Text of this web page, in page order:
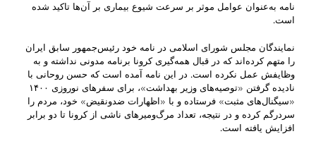
نامه به‌عنوان عوامل موثر بر سرعت شیوع بیماری بر آن‌ها تاکید شده
است.
نمایندگان مجلس شورای اسلامی در نامه خود رئیس‌جمهور سابق ایران
را متهم کرده‌اند که در قبال همه‌گیری کرونا برنامه مدونی نداشته و به
وظایفش عمل نکرده است. در این نامه آمده است که حسن روحانی با
نادیده‌ گرفتن «توصیه‌های وزیر بهداشت»، برای سفرهای نوروزی ۱۴۰۰
«سیگنال‌های مثبت» فرستاده و با «اظهارات ضدونقیض» خود، مردم را
سردرگم کرده و در نتیجه، تعداد مرگ‌ومیرهای ناشی از کرونا تا دو برابر
افزایش یافته است.